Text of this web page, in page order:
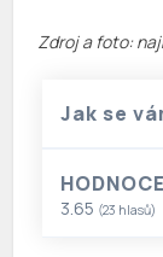
Zdroj a foto:
Jak se
3.65 (23 hlasů)